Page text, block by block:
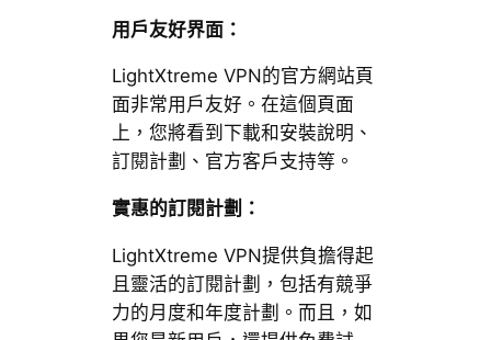
用戶友好界面：
LightXtreme VPN的官方網站頁
面非常用戶友好。在這個頁面
上，您將看到下載和安裝說明、
訂閱計劃、官方客戶支持等。
實惠的訂閱計劃：
LightXtreme VPN提供負擔得起
且靈活的訂閱計劃，包括有競爭
力的月度和年度計劃。而且，如